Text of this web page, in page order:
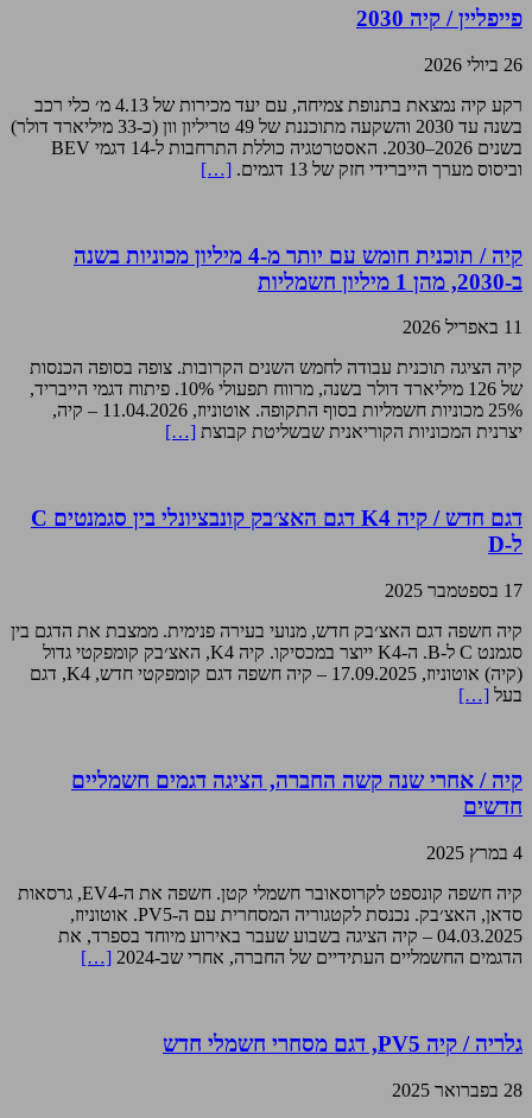
פייפליין / קיה 2030
26 ביולי 2026
רקע קיה נמצאת בתנופת צמיחה, עם יעד מכירות של 4.13 מ׳ כלי רכב
בשנה עד 2030 והשקעה מתוכננת של 49 טריליון וון (כ-33 מיליארד דולר)
בשנים 2026–2030. האסטרטגיה כוללת התרחבות ל-14 דגמי BEV
וביסוס מערך הייברידי חזק של 13 דגמים.
[…]
קיה / תוכנית חומש עם יותר מ-4 מיליון מכוניות בשנה
ב-2030, מהן 1 מיליון חשמליות
11 באפריל 2026
קיה הציגה תוכנית עבודה לחמש השנים הקרובות. צופה בסופה הכנסות
של 126 מיליארד דולר בשנה, מרווח תפעולי 10%. פיתוח דגמי הייבריד,
25% מכוניות חשמליות בסוף התקופה. אוטוניוז, 11.04.2026 – קיה,
יצרנית המכוניות הקוריאנית שבשליטת קבוצת […]
דגם חדש / קיה K4 דגם האצ׳בק קונבציונלי בין סגמנטים C
ל-D
17 בספטמבר 2025
קיה חשפה דגם האצ׳בק חדש, מנועי בעירה פנימית. ממצבת את הדגם בין
סגמנט C ל-B. ה-K4 ייוצר במכסיקו. קיה K4, האצ׳בק קומפקטי גדול
(קיה) אוטוניוז, 17.09.2025 – קיה חשפה דגם קומפקטי חדש, K4, דגם
בעל […]
קיה / אחרי שנה קשה החברה, הציגה דגמים חשמליים
חדשים
4 במרץ 2025
קיה חשפה קונספט לקרוסאובר חשמלי קטן. חשפה את ה-EV4, גרסאות
סדאן, האצ׳בק. נכנסת לקטגוריה המסחרית עם ה-PV5. אוטוניוז,
04.03.2025 – קיה הציגה בשבוע שעבר באירוע מיוחד בספרד, את
הדגמים החשמליים העתידיים של החברה, אחרי שב-2024
[…]
גלריה / קיה PV5, דגם מסחרי חשמלי חדש
28 בפברואר 2025